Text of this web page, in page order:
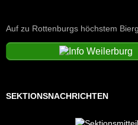
Auf zu Rottenburgs höchstem
SEKTIONSNACHRICHTEN